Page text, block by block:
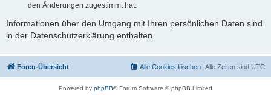
den Änderungen zugestimmt hat.
Informationen über den Umgang mit Ihren persönlichen Daten sind
in der Datenschutzerklärung enthalten.
Foren-Übersicht Alle Zeiten sind UTC
Alle Cookies löschen
Powered by phpBB® Forum Software © phpBB Limited